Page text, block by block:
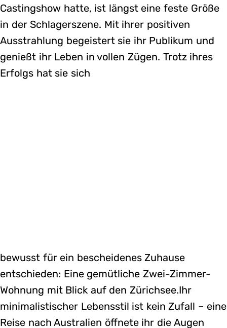
Castingshow hatte, ist längst eine feste Größe
in der Schlagerszene. Mit ihrer positiven
Ausstrahlung begeistert sie ihr Publikum und
genießt ihr Leben in vollen Zügen. Trotz ihres
Erfolgs hat sie sich
bewusst für ein bescheidenes Zuhause
entschieden: Eine gemütliche Zwei-Zimmer-
Wohnung mit Blick auf den Zürichsee.Ihr
minimalistischer Lebensstil ist kein Zufall – eine
Reise nach Australien öffnete ihr die Augen